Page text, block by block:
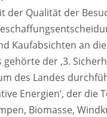
der Qualität der
Kaufabsichten an
der ‚3.
des Landes
Energien‘, der die
Biomasse,